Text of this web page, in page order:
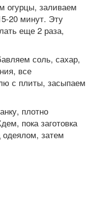
огурцы, заливаем
20 минут. Эту
еще 2 раза,
соль, сахар,
все
с плиты, засыпаем
плотно
пока заготовка
одеялом, затем